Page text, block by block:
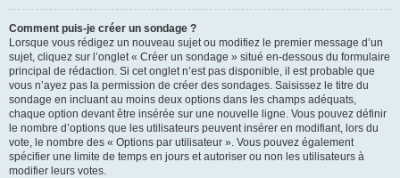
Comment puis-je créer un sondage ?
Lorsque vous rédigez un nouveau sujet ou modifiez le premier message d’un
sujet, cliquez sur l’onglet « Créer un sondage » situé en-dessous du formulaire
principal de rédaction. Si cet onglet n’est pas disponible, il est probable que
vous n’ayez pas la permission de créer des sondages. Saisissez le titre du
sondage en incluant au moins deux options dans les champs adéquats,
chaque option devant être insérée sur une nouvelle ligne. Vous pouvez définir
le nombre d’options que les utilisateurs peuvent insérer en modifiant, lors du
vote, le nombre des « Options par utilisateur ». Vous pouvez également
spécifier une limite de temps en jours et autoriser ou non les utilisateurs à
modifier leurs votes.